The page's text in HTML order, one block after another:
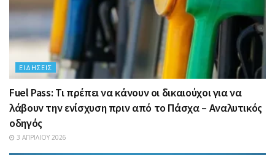
ΕΙΔΉΣΕΙΣ
Fuel Pass: Τι πρέπει να κάνουν οι δικαιούχοι για να
λάβουν την ενίσχυση πριν από το Πάσχα – Αναλυτικός
οδηγός
3 ΑΠΡΙΛΊΟΥ 2026